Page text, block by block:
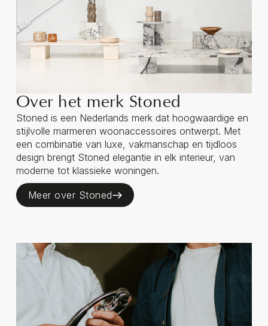
Over het merk Stoned
Stoned is een Nederlands merk dat hoogwaardige en
stijlvolle marmeren woonaccessoires ontwerpt. Met
een combinatie van luxe, vakmanschap en tijdloos
design brengt Stoned elegantie in elk interieur, van
moderne tot klassieke woningen.
Meer over Stoned